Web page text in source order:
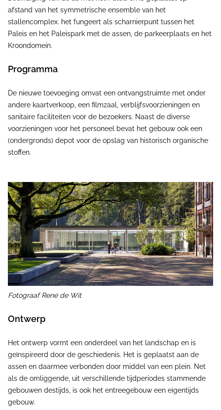
afstand van het symmetrische ensemble van het
stallencomplex. het fungeert als scharnierpunt tussen het
Paleis en het Paleispark met de assen, de parkeerplaats en het
Kroondomein.
Programma
De nieuwe toevoeging omvat een ontvangstruimte met onder
andere kaartverkoop, een filmzaal, verblijfsvoorzieningen en
sanitaire faciliteiten voor de bezoekers. Naast de diverse
voorzieningen voor het personeel bevat het gebouw ook een
(ondergronds) depot voor de opslag van historisch organische
stoffen.
Fotograaf René de Wit
Ontwerp
Het ontwerp vormt een onderdeel van het landschap en is
geïnspireerd door de geschiedenis. Het is geplaatst aan de
assen en daarmee verbonden door middel van een plein. Net
als de omliggende, uit verschillende tijdperiodes stammende
gebouwen destijds, is ook het entreegebouw een eigentijds
gebouw.